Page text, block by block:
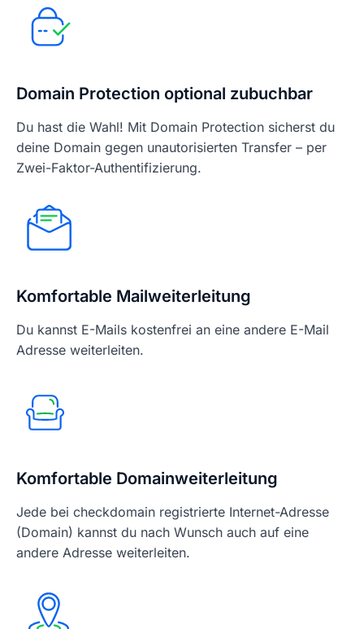
Domain Protection optional zubuchbar
Du hast die Wahl! Mit Domain Protection sicherst du
deine Domain gegen unautorisierten Transfer – per
Zwei-Faktor-Authentifizierung.
Komfortable Mailweiterleitung
Du kannst E-Mails kostenfrei an eine andere E-Mail
Adresse weiterleiten.
Komfortable Domainweiterleitung
Jede bei checkdomain registrierte Internet-Adresse
(Domain) kannst du nach Wunsch auch auf eine
andere Adresse weiterleiten.